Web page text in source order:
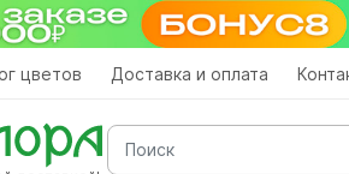
цветов Доставка и оплата
Поиск